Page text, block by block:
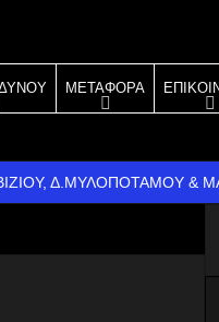
ΜΕΤΑΦΟΡΑ
Δ.ΜΥΛΟΠΟΤΑΜΟΥ &
2013 Klados Security